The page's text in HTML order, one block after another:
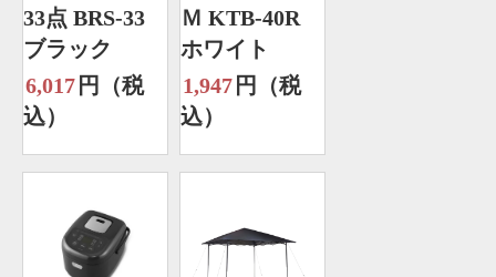
33点 BRS-33
ブラック
6,017 円（税
込）
Ｍ KTB-40R
ホワイト
1,947 円（税
込）